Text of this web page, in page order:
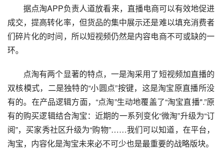
据点淘APP负责人道放看来，直播电商可以有效地促进
成交，提高转化率，但货品的集中展示还是难以填充消费者
们碎片化的时间，所以短视频仍然是内容电商不可或缺的一
环。
点淘有两个显著的特点，一是淘采用了短视频加直播的
双核模式，二是独特的“小圆点”按键，这是淘宝原直播所没
有的。在产品逻辑方面，“点淘”生动地覆盖了“淘宝直播".”原
有的购买逻辑结合淘宝：近期的一系列变化“微淘”升级为“订
阅”，买家秀社区升级为“购物”……我们可以知道，在平台，
淘宝，内容化是淘宝未来必不可少也是最重要的战略版块。